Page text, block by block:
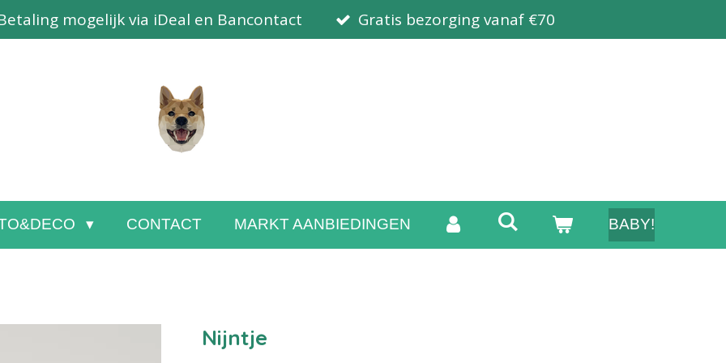
mogelijk via iDeal en Bancontact Gratis bezorging vanaf €70
CONTACT MARKT AANBIEDINGEN BABY!
Nijntje